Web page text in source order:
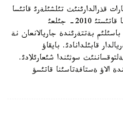
قذرالدارئنئث تئلشئلةرئ قاتئسا
الادئ. وعان الاؤ ةستافةتاسئنا قاتئستئ 2010- جئلعئ
ئنة دةيئن باسئلئم بةتتةرئندة جاريالانعان نة
قابئلدانادئ. بايقاؤ
-جئلعئ جةلتوقساننئث سوثئندا شئعارئلادئ.
الاؤ ةستافةتاسئنا قاتئسؤ